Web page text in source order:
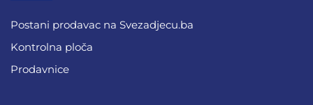
Postani prodavac na Svezadjecu.ba
Kontrolna ploča
Prodavnice